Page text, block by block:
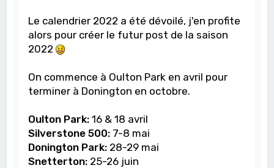
Le calendrier 2022 a été dévoilé, j'en profite
alors pour créer le futur post de la saison
2022
On commence à Oulton Park en avril pour
terminer à Donington en octobre.
Oulton Park: 16 & 18 avril
Silverstone 500: 7-8 mai
Donington Park: 28-29 mai
Snetterton: 25-26 juin